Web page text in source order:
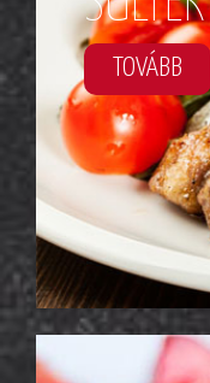
TOVÁBB